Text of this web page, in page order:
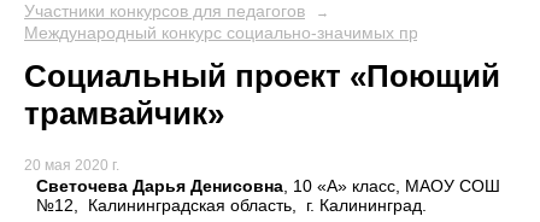
Участники конкурсов для педагогов →
Международный конкурс социально-значимых проектов
Социальный проект «Поющий
трамвайчик»
20 мая 2020 г.
Светочева Дарья Денисовна, 10 «А» класс, МАОУ СОШ
№12, Калининградская область, г. Калининград.